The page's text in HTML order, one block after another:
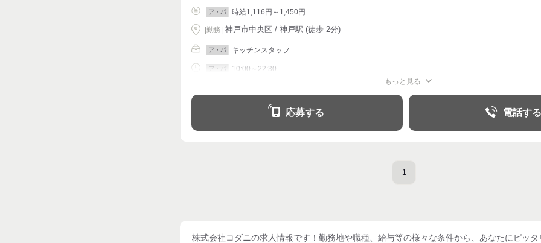
ア・パ 時給1,116円～1,450円
|勤務 神戸市中央区 / 神戸駅 (徒歩 2分)
ア・パ キッチンスタッフ
ア・パ 10:00～22:30
もっと見る
応募する 電話する
1
株式会社コダニの求人情報です！勤務地や職種、給与等の様々な条件から、あなたにピッ